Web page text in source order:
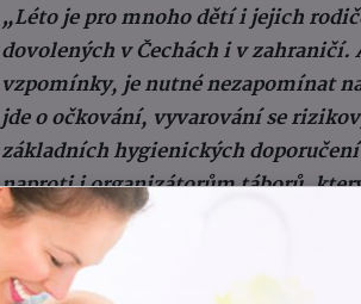
„Léto je pro mnoho dětí i jejich
dovolených v Čechách i v zahraničí.
vzpomínky, je nutné nezapomínat
jde o očkování, vyvarování se
základních hygienických
naproti i organizátorům táborů,
elektronizaci a celkově
zachování bezpečnostních